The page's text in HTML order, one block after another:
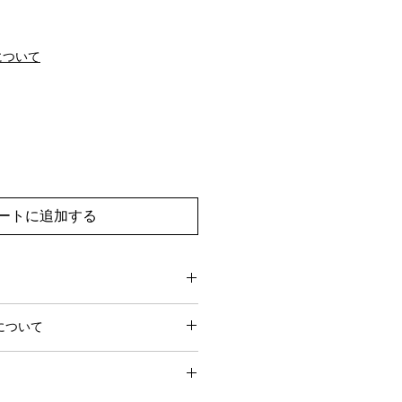
いて
トに追加する
ついて
らサービスを停止することができ